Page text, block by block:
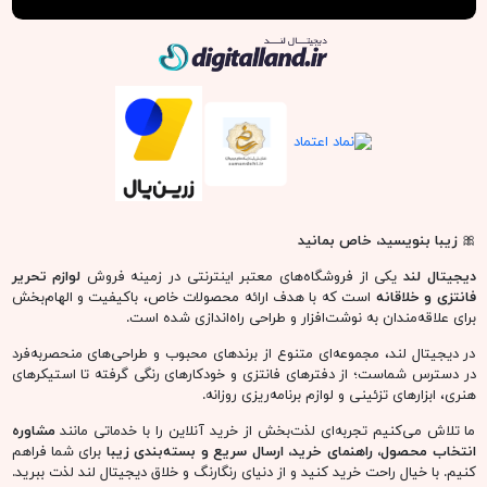
🎀زیبا بنویسید، خاص بمانید
دیجیتال لند یکی از فروشگاه‌های معتبر اینترنتی در زمینه فروش لوازم تحریر
فانتزی و خلاقانه است که با هدف ارائه محصولات خاص، باکیفیت و الهام‌بخش
برای علاقه‌مندان به نوشت‌افزار و طراحی راه‌اندازی شده است.
در دیجیتال لند، مجموعه‌ای متنوع از برندهای محبوب و طراحی‌های منحصربه‌فرد
در دسترس شماست؛ از دفترهای فانتزی و خودکارهای رنگی گرفته تا استیکرهای
هنری، ابزارهای تزئینی و لوازم برنامه‌ریزی روزانه.
ما تلاش می‌کنیم تجربه‌ای لذت‌بخش از خرید آنلاین را با خدماتی مانندمشاوره
انتخاب محصول، راهنمای خرید، ارسال سریع و بسته‌بندی زیبا برای شما فراهم
کنیم. با خیال راحت خرید کنید و از دنیای رنگارنگ و خلاق دیجیتال لند لذت ببرید.